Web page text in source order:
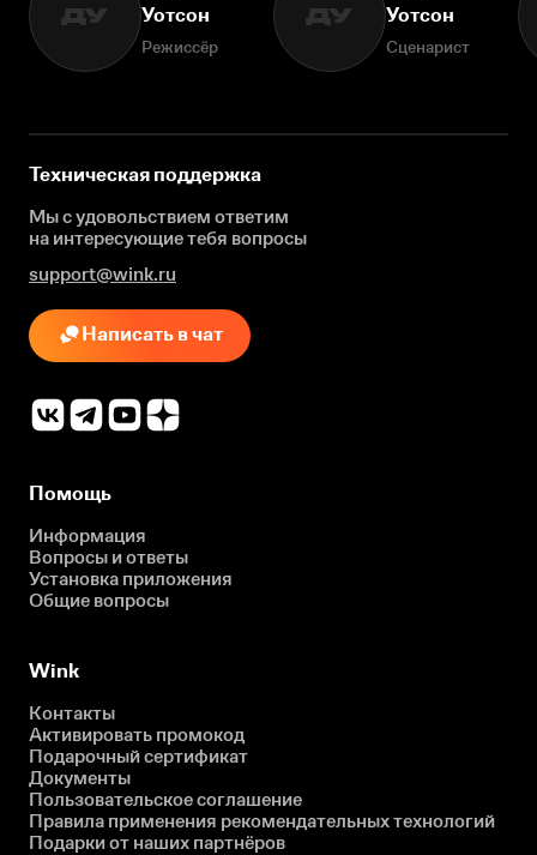
ДУ
Уотсон
Режиссёр
ДУ
Уотсон
Сценарист
Техническая поддержка
Мы с удовольствием ответим
на интересующиетебя вопросы
support@wink.ru
Написать в чат
Помощь
Информация
Вопросы и ответы
Установка приложения
Общие вопросы
Wink
Контакты
Активировать промокод
Подарочный сертификат
Документы
Пользовательское соглашение
Правила применения рекомендательных технологий
Подарки от наших партнёров